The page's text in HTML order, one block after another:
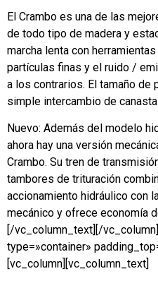
El Crambo es una de las
de todo tipo de madera y
marcha lenta con
partículas finas y el ruido /
a los contrarios. El tamaño de
simple intercambio de
Nuevo: Además del modelo
ahora hay una versión
Crambo. Su tren de
tambores de trituración
accionamiento hidráulico con
mecánico y ofrece economía
[/vc_column_text][/
type=»container»
[vc_column][vc_column_text]